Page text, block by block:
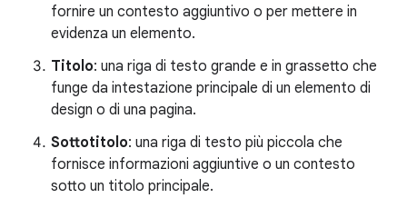
fornire un contesto aggiuntivo o per mettere in
evidenza un elemento.
Titolo: una riga di testo grande e in grassetto che
funge da intestazione principale di un elemento di
design o di una pagina.
Sottotitolo: una riga di testo più piccola che
fornisce informazioni aggiuntive o un contesto
sotto un titolo principale.